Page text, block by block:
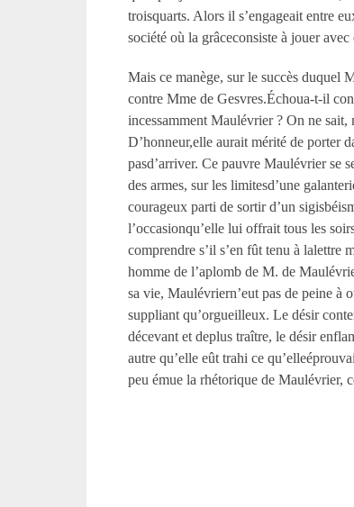
troisquarts. Alors il s’engageait entre
société où la grâceconsiste à jouer
Mais ce manège, sur le succès duquel
contre Mme de Gesvres.Échoua-t-il
incessamment Maulévrier ? On ne sait,
D’honneur,elle aurait mérité de porter
pasd’arriver. Ce pauvre Maulévrier se
des armes, sur les limitesd’une
courageux parti de sortir d’un
l’occasionqu’elle lui offrait tous les
comprendre s’il s’en fût tenu à lalettre
homme de l’aplomb de M. de
sa vie, Maulévriern’eut pas de peine à
suppliant qu’orgueilleux. Le désir
décevant et deplus traître, le désir
autre qu’elle eût trahi ce
peu émue la rhétorique de Maulévrier,